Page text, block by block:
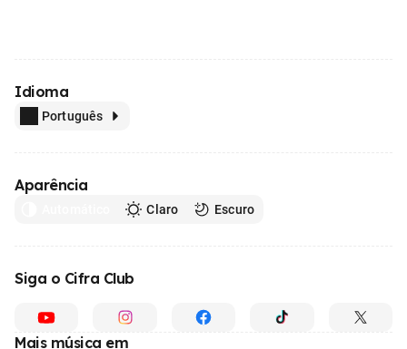
Idioma
Português
Aparência
Claro Escuro
Siga o Cifra Club
Mais música em